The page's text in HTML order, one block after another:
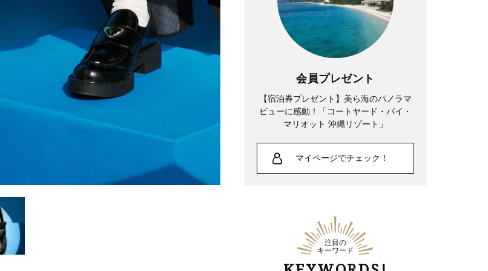
会員プレゼント
【宿泊券プレゼント】美ら海のパノラマ
ビューに感動！「コートヤード・バイ・
マリオット 沖縄リゾート」
マイページでチェック！
注目の
キーワード